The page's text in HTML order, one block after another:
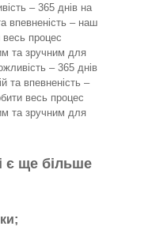
– 365 днів на
впевненість – наш
весь процес
та зручним для
– 365 днів
та впевненість –
весь процес
та зручним для
є ще більше